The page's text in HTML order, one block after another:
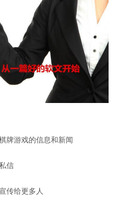
牌游戏的信息和新闻
信
传给更多人